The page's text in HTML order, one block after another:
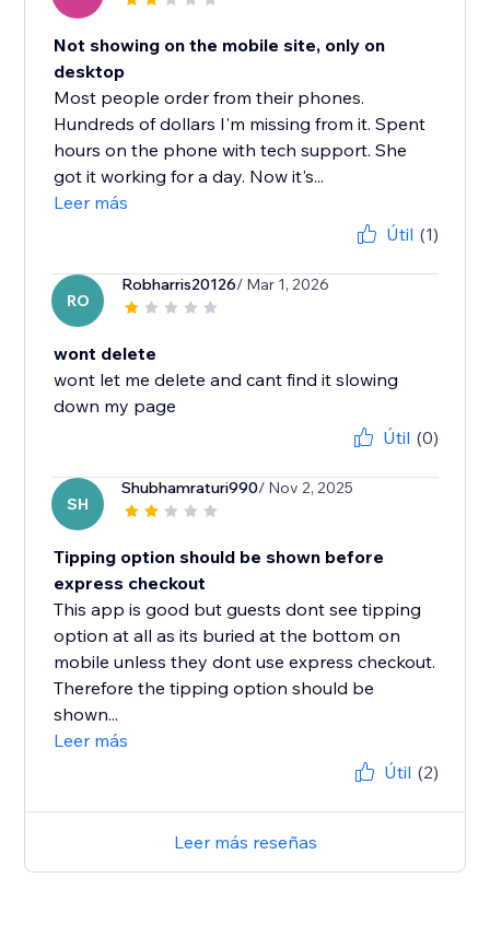
Not showing on the mobile site, only on
desktop
Most people order from their phones.
Hundreds of dollars I'm missing from it. Spent
hours on the phone with tech support. She
got it working for a day. Now it's...
Leer más
Útil (1)
RO
Robharris20126/ Mar 1, 2026
wont delete
wont let me delete and cant find it slowing
Útil (0)
SH
Shubhamraturi990/ Nov 2, 2025
Tipping option should be shown before
express checkout
This app is good but guests dont see tipping
option at all as its buried at the bottom on
mobile unless they dont use express checkout.
Therefore the tipping option should be
shown...
Leer más
Útil (2)
Leer más reseñas